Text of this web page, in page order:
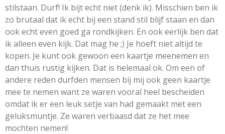
stilstaan. Durf! Ik bijt echt niet (denk ik). Misschien ben ik
zo brutaal dat ik echt bij een stand stil blijf staan en dan
ook echt even goed ga rondkijken. En ook eerlijk ben dat
ik alleen even kijk. Dat mag he ;) Je hoeft niet altijd te
kopen. Je kunt ook gewoon een kaartje meenemen en
dan thuis rustig kijken. Dat is helemaal ok. Om een of
andere reden durfden mensen bij mij ook geen kaartje
mee te nemen want ze waren vooral heel bescheiden
omdat ik er een leuk setje van had gemaakt met een
geluksmuntje. Ze waren verbaasd dat ze het mee
mochten nemen!